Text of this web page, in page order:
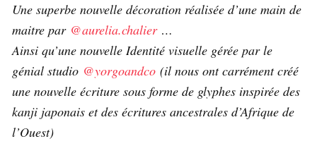
Une superbe nouvelle décoration réalisée d’une main de
maitre par @aurelia.chalier…
Ainsi qu’une nouvelle Identité visuelle gérée par le
génial studio @yorgoandco (il nous ont carrément créé
une nouvelle écriture sous forme de glyphes inspirée des
kanji japonais et des écritures ancestrales d’Afrique de
l’Ouest)